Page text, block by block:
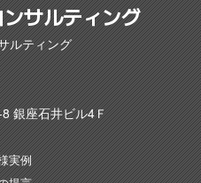
サルティング
ルティング
銀座石井ビル4Ｆ
実例